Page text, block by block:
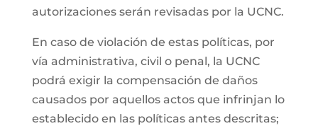
autorizaciones serán revisadas por la UCNC.
En caso de violación de estas políticas, por
vía administrativa, civil o penal, la UCNC
podrá exigir la compensación de daños
causados por aquellos actos que infrinjan lo
establecido en las políticas antes descritas;